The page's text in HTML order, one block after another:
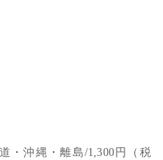
・沖縄・離島/1,300円（税